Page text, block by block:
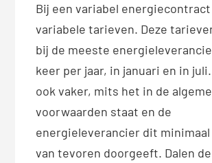
Bij een variabel
variabele tarieven. Deze
bij de meeste
keer per jaar, in januari en in
ook vaker, mits het in de
voorwaarden staat en de
energieleverancier dit minimaal
van tevoren doorgeeft. Dalen